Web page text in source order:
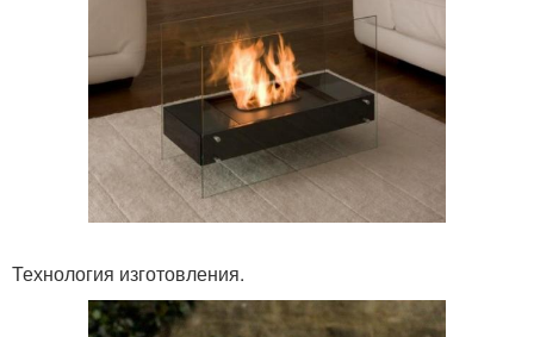
Технология изготовления.